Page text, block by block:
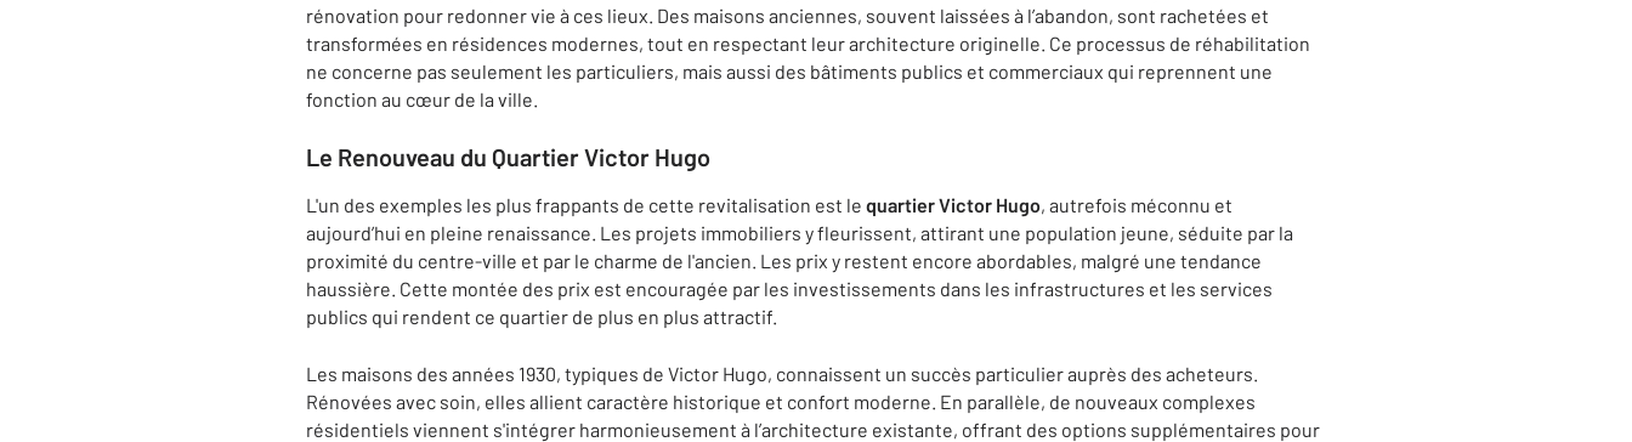
rénovation pour redonner vie à ces lieux. Des maisons anciennes, souvent laissées à l’abandon, sont rachetées et
transformées en résidences modernes, tout en respectant leur architecture originelle. Ce processus de réhabilitation
ne concerne pas seulement les particuliers, mais aussi des bâtiments publics et commerciaux qui reprennent une
fonction au cœur de la ville.
Le Renouveau du Quartier Victor Hugo
L'un des exemples les plus frappants de cette revitalisation est le quartier Victor Hugo, autrefois méconnu et
aujourd’hui en pleine renaissance. Les projets immobiliers y fleurissent, attirant une population jeune, séduite par la
proximité du centre-ville et par le charme de l'ancien. Les prix y restent encore abordables, malgré une tendance
haussière. Cette montée des prix est encouragée par les investissements dans les infrastructures et les services
publics qui rendent ce quartier de plus en plus attractif.
Les maisons des années 1930, typiques de Victor Hugo, connaissent un succès particulier auprès des acheteurs.
Rénovées avec soin, elles allient caractère historique et confort moderne. En parallèle, de nouveaux complexes
résidentiels viennent s'intégrer harmonieusement à l’architecture existante, offrant des options supplémentaires pour